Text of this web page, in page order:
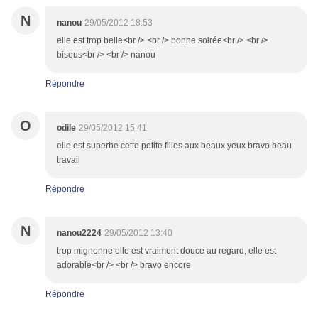
N nanou 29/05/2012 18:53
elle est trop belle<br /> <br /> bonne soirée<br /> <br />
bisous<br /> <br /> nanou
Répondre
O odile 29/05/2012 15:41
elle est superbe cette petite filles aux beaux yeux bravo beau
travail
Répondre
N nanou2224 29/05/2012 13:40
trop mignonne elle est vraiment douce au regard, elle est
adorable<br /> <br /> bravo encore
Répondre